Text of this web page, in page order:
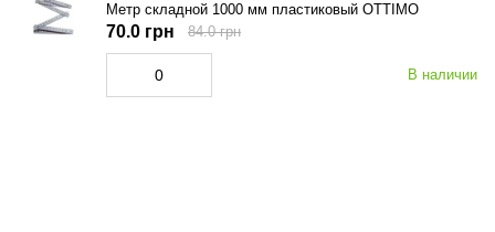
Метр складной 1000 мм пластиковый OTTIMO
В наличии
70.0 грн 84.0 грн